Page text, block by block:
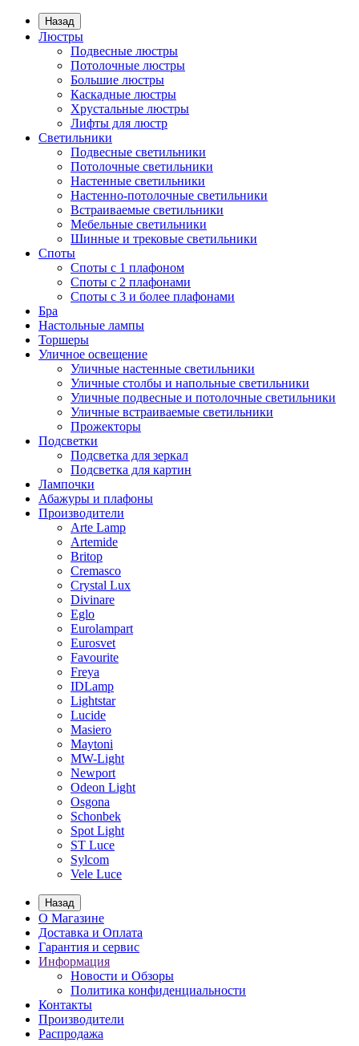
Назад
Люстры
Подвесные люстры
Потолочные люстры
Большие люстры
Каскадные люстры
Хрустальные люстры
Лифты для люстр
Светильники
Подвесные светильники
Потолочные светильники
Настенные светильники
Настенно-потолочные светильники
Встраиваемые светильники
Мебельные светильники
Шинные и трековые светильники
Споты
Споты с 1 плафоном
Споты с 2 плафонами
Споты с 3 и более плафонами
Бра
Настольные лампы
Торшеры
Уличное освещение
Уличные настенные светильники
Уличные столбы и напольные светильники
Уличные подвесные и потолочные светильники
Уличные встраиваемые светильники
Прожекторы
Подсветки
Подсветка для зеркал
Подсветка для картин
Лампочки
Абажуры и плафоны
Производители
Arte Lamp
Artemide
Britop
Cremasco
Crystal Lux
Divinare
Eglo
Eurolampart
Eurosvet
Favourite
Freya
IDLamp
Lightstar
Lucide
Masiero
Maytoni
MW-Light
Newport
Odeon Light
Osgona
Schonbek
Spot Light
ST Luce
Sylcom
Vele Luce
Назад
О Магазине
Доставка и Оплата
Гарантия и сервис
Информация
Новости и Обзоры
Политика конфиденциальности
Контакты
Производители
Распродажа